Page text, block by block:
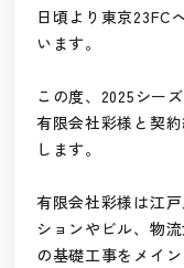
日頃より東京23FC
います。
この度、2025シー
有限会社彩様と契
します。
有限会社彩様は江
ションやビル、物
の基礎工事をメイ